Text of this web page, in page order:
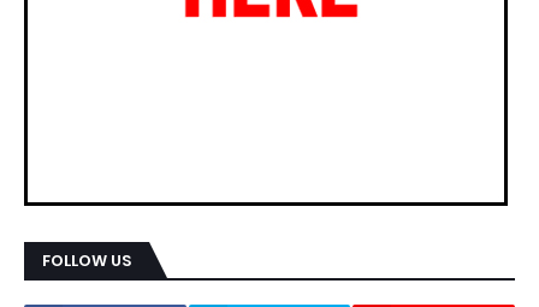
FOLLOW US